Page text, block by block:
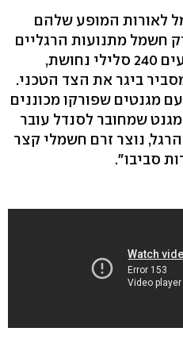
לאורות המופע שלהם
חשמל מתנועות הרגליים
שלהם. "בתוך הבמה משוקעים 240 סלילי נחושת,
ביגר את הצד הטכני.
מגנטים שפורקו מכוננים
שמחובר לסנדל עובר
נוצר זרם חשמלי קצר
סביבו".